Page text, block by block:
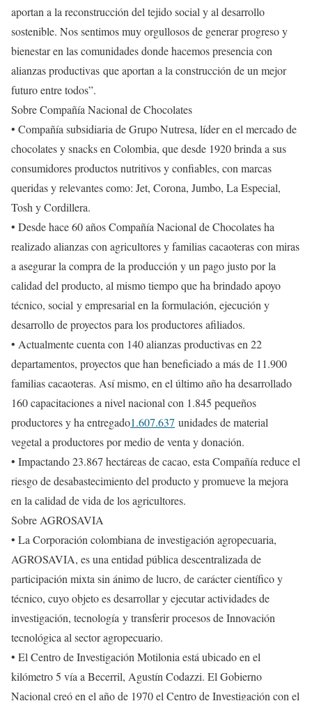
aportan a la reconstrucción del tejido social y al desarrollo
sostenible. Nos sentimos muy orgullosos de generar progreso y
bienestar en las comunidades donde hacemos presencia con
alianzas productivas que aportan a la construcción de un mejor
futuro entre todos”.
Sobre Compañía Nacional de Chocolates
• Compañía subsidiaria de Grupo Nutresa, líder en el mercado de
chocolates y snacks en Colombia, que desde 1920 brinda a sus
consumidores productos nutritivos y confiables, con marcas
queridas y relevantes como: Jet, Corona, Jumbo, La Especial,
Tosh y Cordillera.
• Desde hace 60 años Compañía Nacional de Chocolates ha
realizado alianzas con agricultores y familias cacaoteras con miras
a asegurar la compra de la producción y un pago justo por la
calidad del producto, al mismo tiempo que ha brindado apoyo
técnico, social y empresarial en la formulación, ejecución y
desarrollo de proyectos para los productores afiliados.
• Actualmente cuenta con 140 alianzas productivas en 22
departamentos, proyectos que han beneficiado a más de 11.900
familias cacaoteras. Así mismo, en el último año ha desarrollado
160 capacitaciones a nivel nacional con 1.845 pequeños
productores y ha entregado1.607.637 unidades de material
vegetal a productores por medio de venta y donación.
• Impactando 23.867 hectáreas de cacao, esta Compañía reduce el
riesgo de desabastecimiento del producto y promueve la mejora
en la calidad de vida de los agricultores.
Sobre AGROSAVIA
• La Corporación colombiana de investigación agropecuaria,
AGROSAVIA, es una entidad pública descentralizada de
participación mixta sin ánimo de lucro, de carácter científico y
técnico, cuyo objeto es desarrollar y ejecutar actividades de
investigación, tecnología y transferir procesos de Innovación
tecnológica al sector agropecuario.
• El Centro de Investigación Motilonia está ubicado en el
kilómetro 5 vía a Becerril, Agustín Codazzi. El Gobierno
Nacional creó en el año de 1970 el Centro de Investigación con el